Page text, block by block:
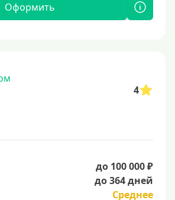
Оформить
4
до 100 000 ₽
до 364 дней
Среднее